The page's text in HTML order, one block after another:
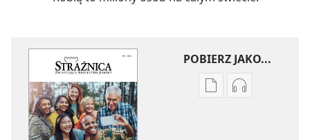
POBIERZ JAKO...
UstawieniaUstawienia